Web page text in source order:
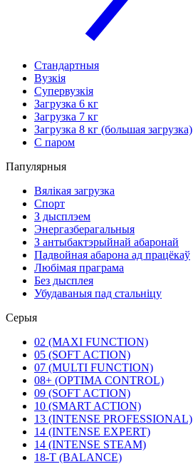
Стандартныя
Вузкія
Супервузкія
Загрузка 6 кг
Загрузка 7 кг
Загрузка 8 кг (большая загрузка)
С паром
Папулярныя
Вялікая загрузка
Спорт
З дысплэем
Энергазберагальныя
З антыбактэрыйнай абаронай
Падвойная абарона ад працёкаў
Любімая праграма
Без дысплея
Убудаваныя пад стальніцу
Серыя
02 (MAXI FUNCTION)
05 (SOFT ACTION)
07 (MULTI FUNCTION)
08+ (OPTIMA CONTROL)
09 (SOFT ACTION)
10 (SMART ACTION)
13 (INTENSE PROFESSIONAL)
14 (INTENSE EXPERT)
14 (INTENSE STEAM)
18-T (BALANCE)